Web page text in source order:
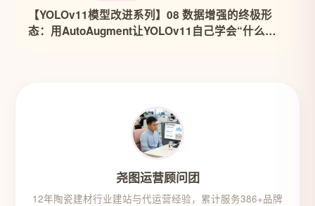
【YOLOv11模型改进系列】08 数据增强的终极形
态：用AutoAugment让YOLOv11自己学会“什么数
尧图运营顾问团
12年陶瓷建材行业建站与代运营经验，累计服务386+品牌